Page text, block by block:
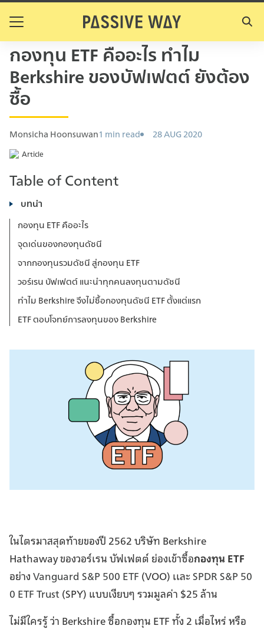
S
กองทุน ETF คืออะไร ทำไม
Berkshire ของบัฟเฟตต์ ยังต้อง
ซื้อ
Monsicha Hoonsuwan1 min read 28 AUG 2020
Article
Table of Content
บทนำ
กองทุน ETF คืออะไร
จุดเด่นของกองทุนดัชนี
จากกองทุนรวมดัชนี สู่กองทุน ETF
วอร์เรน บัฟเฟตต์ แนะนำทุกคนลงทุนตามดัชนี
ทำไม Berkshire จึงไม่ซื้อกองทุนดัชนี ETF ตั้งแต่แรก
ETF ตอบโจทย์การลงทุนของ Berkshire
ในไตรมาสสุดท้ายของปี 2562 บริษัท Berkshire
Hathaway ของวอร์เรน บัฟเฟตต์ ย่องเข้าซื้อกองทุน ETF
อย่างVanguard S&P 500 ETF (VOO) เเละSPDR S&P 50
0 ETF Trust (SPY) แบบเงียบๆ รวมมูลค่า $25 ล้าน
ไม่มีใครรู้ ว่า Berkshire ซื้อกองทุน ETF ทั้ง 2 เมื่อไหร่ หรือ